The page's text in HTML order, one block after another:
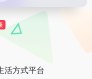
活方式平台